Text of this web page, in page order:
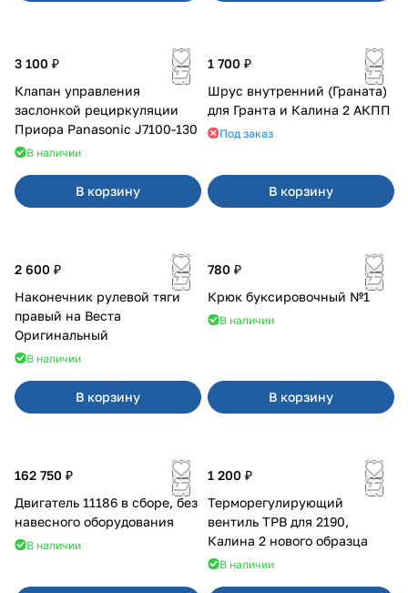
3 100 ₽
Клапан управления
заслонкой рециркуляции
Приора Panasonic J7100-130
В наличии
В корзину
1 700 ₽
Шрус внутренний (Граната)
для Гранта и Калина 2 АКПП
Под заказ
В корзину
2 600 ₽
Наконечник рулевой тяги
правый на Веста
Оригинальный
В наличии
В корзину
780 ₽
Крюк буксировочный №1
В наличии
В корзину
162 750 ₽
Двигатель 11186 в сборе, без
навесного оборудования
В наличии
1 200 ₽
Терморегулирующий
вентиль ТРВ для 2190,
Калина 2 нового образца
В наличии